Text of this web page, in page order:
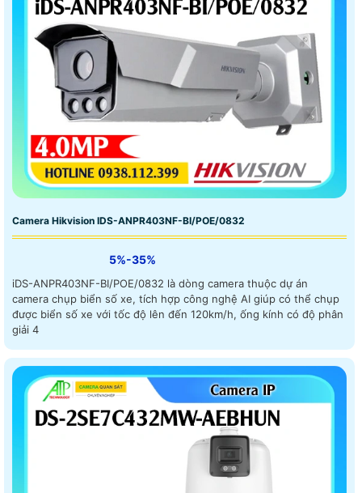
Camera Hikvision IDS-ANPR403NF-BI/POE/0832
5%-35%
iDS-ANPR403NF-BI/POE/0832 là dòng camera thuộc dự án
camera chụp biển số xe, tích hợp công nghệ AI giúp có thể chụp
được biển số xe với tốc độ lên đến 120km/h, ống kính có độ phân
giải 4